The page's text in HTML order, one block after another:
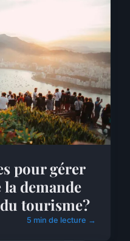
pour gérer
demande
tourisme?
5 min de lecture →